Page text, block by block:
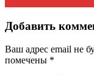
по
записям
Добавить
Ваш адрес email не
помечены *